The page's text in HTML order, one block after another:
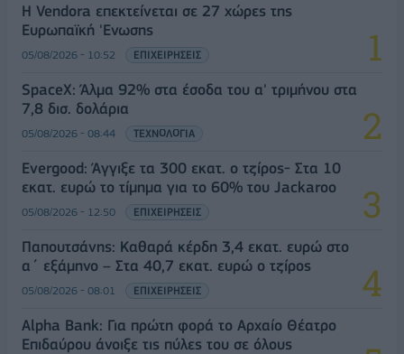
Η Vendora επεκτείνεται σε 27 χώρες της
Ευρωπαϊκή 'Ενωσης
05/08/2026 - 10:52 ΕΠΙΧΕΙΡΗΣΕΙΣ
SpaceX: Άλμα 92% στα έσοδα του α' τριμήνου στα
7,8 δισ. δολάρια
05/08/2026 - 08:44 ΤΕΧΝΟΛΟΓΙΑ
Evergood: Άγγιξε τα 300 εκατ. ο τζίρος- Στα 10
εκατ. ευρώ το τίμημα για το 60% του Jackaroo
05/08/2026 - 12:50 ΕΠΙΧΕΙΡΗΣΕΙΣ
Παπουτσάνης: Καθαρά κέρδη 3,4 εκατ. ευρώ στο
α΄ εξάμηνο – Στα 40,7 εκατ. ευρώ ο τζίρος
05/08/2026 - 08:01 ΕΠΙΧΕΙΡΗΣΕΙΣ
Alpha Bank: Για πρώτη φορά το Αρχαίο Θέατρο
Επιδαύρου άνοιξε τις πύλες του σε όλους